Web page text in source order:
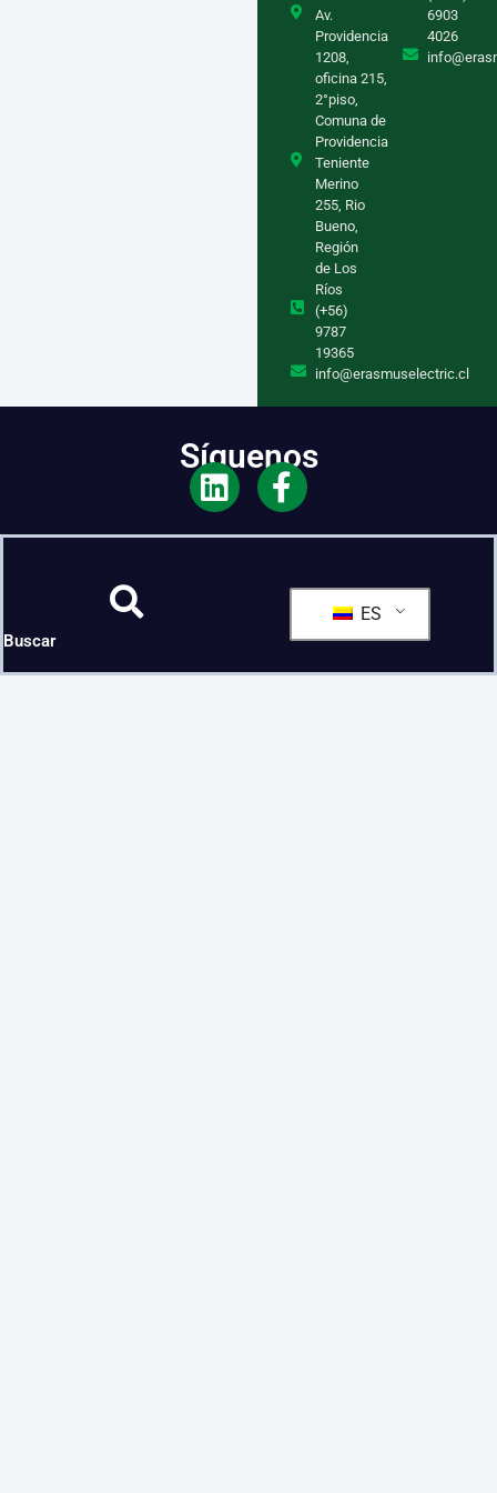
Av.
Providencia
1208,
oficina 215,
2°piso,
Comuna de
Providencia
Teniente
Merino
255, Rio
Bueno,
Región
de Los
Ríos
(+56)
9787
19365
info@erasmuselectric.cl
6903
4026
Síguenos
Buscar
ES